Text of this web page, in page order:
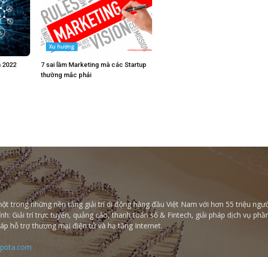
Xu hướng
7 sai lầm Marketing mà các Startup
thường mắc phải
trong những nền tảng giải trí di động hàng đầu Việt Nam với hơn 55 triệu
Giải trí trực tuyến, quảng cáo, thanh toán số & Fintech, giải pháp dịch vụ
hỗ trợ thương mại điện tử và hạ tầng Internet.